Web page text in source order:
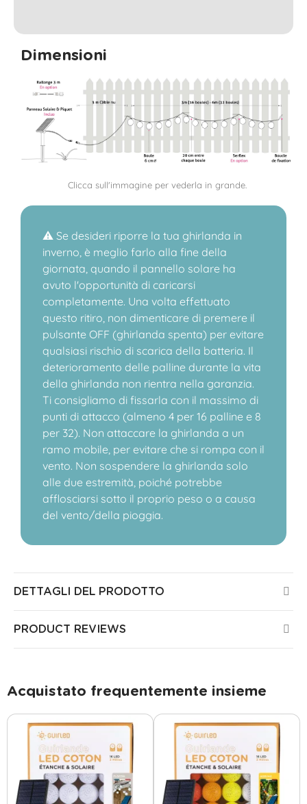
Dimensioni
Clicca sull'immagine per vederla in grande.
⚠️ Se desideri riporre la tua ghirlanda in
inverno, è meglio farlo alla fine della
giornata, quando il pannello solare ha
avuto l'opportunità di caricarsi
completamente. Una volta effettuato
questo ritiro, non dimenticare di premere il
pulsante OFF (ghirlanda spenta) per evitare
qualsiasi rischio di scarica della batteria. Il
deterioramento delle palline durante la vita
della ghirlanda non rientra nella garanzia.
Ti consigliamo di fissarla con il massimo di
punti di attacco (almeno 4 per 16 palline e 8
per 32). Non attaccare la ghirlanda a un
ramo mobile, per evitare che si rompa con il
vento. Non sospendere la ghirlanda solo
alle due estremità, poiché potrebbe
afflosciarsi sotto il proprio peso o a causa
del vento/della pioggia.
DETTAGLI DEL PRODOTTO
PRODUCT REVIEWS
Acquistato frequentemente insieme